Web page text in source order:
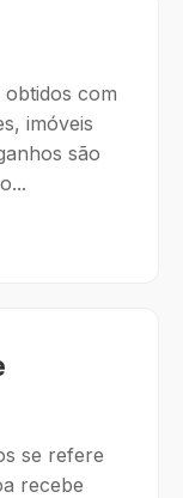
com
imóveis
são
se refere
recebe